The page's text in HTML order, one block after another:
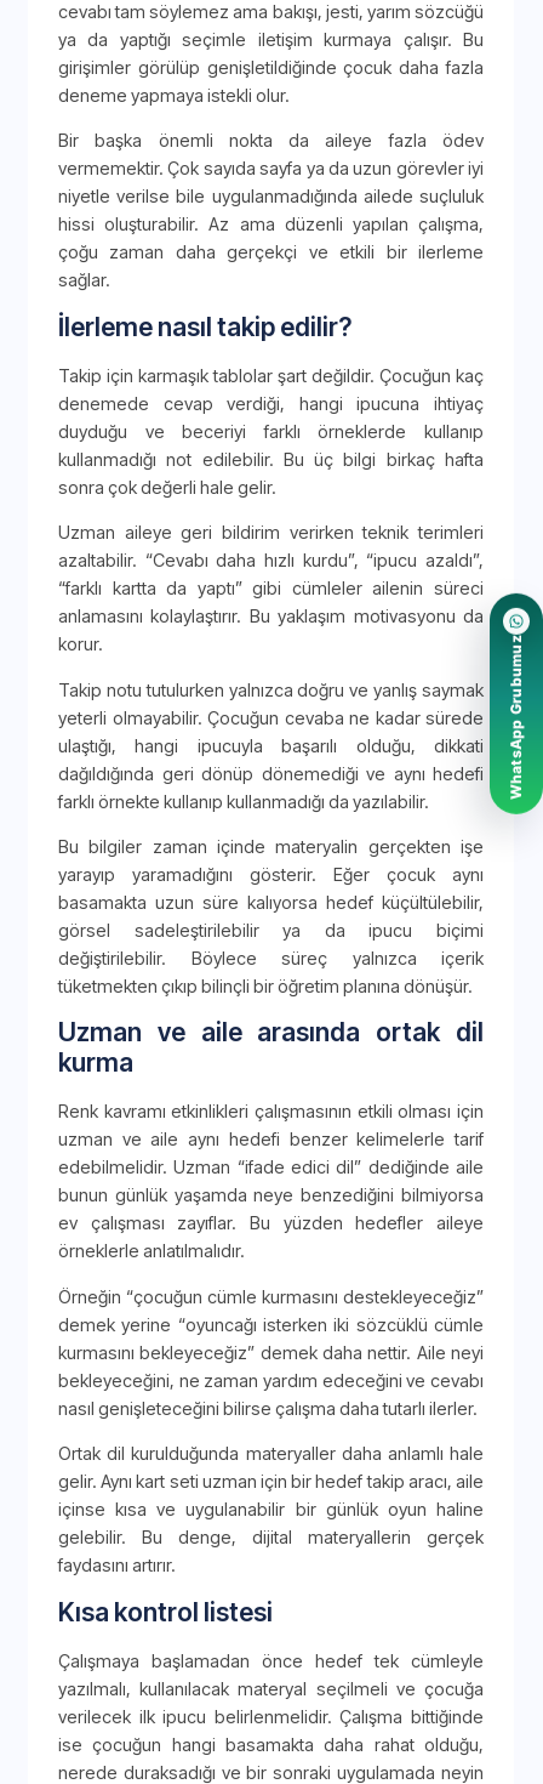
cevabı tam söylemez ama bakışı, jesti, yarım sözcüğü
ya da yaptığı seçimle iletişim kurmaya çalışır. Bu
girişimler görülüp genişletildiğinde çocuk daha fazla
deneme yapmaya istekli olur.
Bir başka önemli nokta da aileye fazla ödev
vermemektir. Çok sayıda sayfa ya da uzun görevler iyi
niyetle verilse bile uygulanmadığında ailede suçluluk
hissi oluşturabilir. Az ama düzenli yapılan çalışma,
çoğu zaman daha gerçekçi ve etkili bir ilerleme
sağlar.
İlerleme nasıl takip edilir?
Takip için karmaşık tablolar şart değildir. Çocuğun kaç
denemede cevap verdiği, hangi ipucuna ihtiyaç
duyduğu ve beceriyi farklı örneklerde kullanıp
kullanmadığı not edilebilir. Bu üç bilgi birkaç hafta
sonra çok değerli hale gelir.
Uzman aileye geri bildirim verirken teknik terimleri
azaltabilir. “Cevabı daha hızlı kurdu”, “ipucu azaldı”,
“farklı kartta da yaptı” gibi cümleler ailenin süreci
anlamasını kolaylaştırır. Bu yaklaşım motivasyonu da
korur.
Takip notu tutulurken yalnızca doğru ve yanlış saymak
yeterli olmayabilir. Çocuğun cevaba ne kadar sürede
ulaştığı, hangi ipucuyla başarılı olduğu, dikkati
dağıldığında geri dönüp dönemediği ve aynı hedefi
farklı örnekte kullanıp kullanmadığı da yazılabilir.
Bu bilgiler zaman içinde materyalin gerçekten işe
yarayıp yaramadığını gösterir. Eğer çocuk aynı
basamakta uzun süre kalıyorsa hedef küçültülebilir,
görsel sadeleştirilebilir ya da ipucu biçimi
değiştirilebilir. Böylece süreç yalnızca içerik
tüketmekten çıkıp bilinçli bir öğretim planına dönüşür.
Uzman ve aile arasında ortak dil
kurma
Renk kavramı etkinlikleri çalışmasının etkili olması için
uzman ve aile aynı hedefi benzer kelimelerle tarif
edebilmelidir. Uzman “ifade edici dil” dediğinde aile
bunun günlük yaşamda neye benzediğini bilmiyorsa
ev çalışması zayıflar. Bu yüzden hedefler aileye
örneklerle anlatılmalıdır.
Örneğin “çocuğun cümle kurmasını destekleyeceğiz”
demek yerine “oyuncağı isterken iki sözcüklü cümle
kurmasını bekleyeceğiz” demek daha nettir. Aile neyi
bekleyeceğini, ne zaman yardım edeceğini ve cevabı
nasıl genişleteceğini bilirse çalışma daha tutarlı ilerler.
Ortak dil kurulduğunda materyaller daha anlamlı hale
gelir. Aynı kart seti uzman için bir hedef takip aracı, aile
içinse kısa ve uygulanabilir bir günlük oyun haline
gelebilir. Bu denge, dijital materyallerin gerçek
faydasını artırır.
Kısa kontrol listesi
Çalışmaya başlamadan önce hedef tek cümleyle
yazılmalı, kullanılacak materyal seçilmeli ve çocuğa
verilecek ilk ipucu belirlenmelidir. Çalışma bittiğinde
ise çocuğun hangi basamakta daha rahat olduğu,
nerede duraksadığı ve bir sonraki uygulamada neyin
WhatsApp Grubumuz